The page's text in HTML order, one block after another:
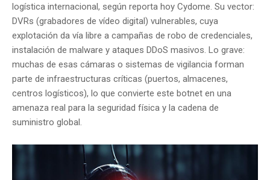
logística internacional, según reporta hoy Cydome. Su vector:
DVRs (grabadores de vídeo digital) vulnerables, cuya
explotación da vía libre a campañas de robo de credenciales,
instalación de malware y ataques DDoS masivos. Lo grave:
muchas de esas cámaras o sistemas de vigilancia forman
parte de infraestructuras críticas (puertos, almacenes,
centros logísticos), lo que convierte este botnet en una
amenaza real para la seguridad física y la cadena de
suministro global.